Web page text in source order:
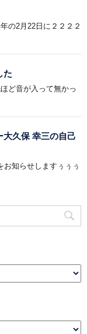
の2月22日に２２２２
た
ど音が入って無かっ
大久保 幸三の自己
お知らせしますぅぅぅ